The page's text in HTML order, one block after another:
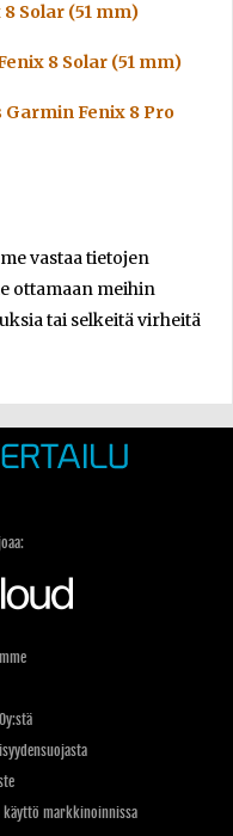
Solar (51 mm)
8 Solar (51 mm)
Garmin Fenix 8 Pro
vastaa tietojen
ottamaan meihin
tai selkeitä virheitä
markkinoinnissa